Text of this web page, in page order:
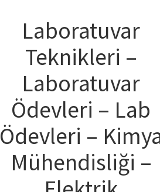
Laboratuvar
Teknikleri –
Laboratuvar
Ödevleri – Lab
Ödevleri –
Mühendisliği –